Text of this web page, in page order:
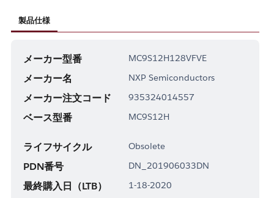
製品仕様
メーカー型番 MC9S12H128VFVE
メーカー名 NXP Semiconductors
メーカー注文コード 935324014557
ベース型番 MC9S12H
ライフサイクル Obsolete
PDN番号 DN_201906033DN
最終購入日（LTB） 1-18-2020